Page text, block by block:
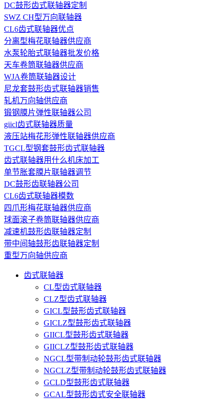
DC鼓形齿式联轴器定制
SWZ CH型万向联轴器
CL6齿式联轴器优点
分离型梅花联轴器供应商
水泵轮胎式联轴器批发价格
天车卷筒联轴器供应商
WJA卷筒联轴器设计
尼龙套鼓形齿式联轴器销售
轧机万向轴供应商
锻钢膜片弹性联轴器公司
giicl齿式联轴器质量
液压站梅花形弹性联轴器供应商
TGCL型钢套鼓形齿式联轴器
齿式联轴器用什么机床加工
单节胀套膜片联轴器调节
DC鼓形齿联轴器公司
CL6齿式联轴器模数
四爪形梅花联轴器供应商
球面滚子卷筒联轴器供应商
减速机鼓形齿联轴器定制
带中间轴鼓形齿联轴器定制
重型万向轴供应商
齿式联轴器
CL型齿式联轴器
CLZ型齿式联轴器
GICL型鼓形齿式联轴器
GICLZ型鼓形齿式联轴器
GIICL型鼓形齿式联轴器
GIICLZ型鼓形齿式联轴器
NGCL型带制动轮鼓形齿式联轴器
NGCLZ型带制动轮鼓形齿式联轴器
GCLD型鼓形齿式联轴器
GCAL型鼓形齿式安全联轴器